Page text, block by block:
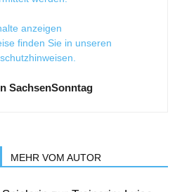
anzeigen
finden Sie in unseren
SachsenSonntag
MEHR VOM AUTOR